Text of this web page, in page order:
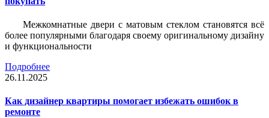
Межкомнатные двери с матовым стеклом становятся всё
более популярными благодаря своему оригинальному дизайну
и функциональности
Подробнее
26.11.2025
Как дизайнер квартиры помогает избежать ошибок в
ремонте